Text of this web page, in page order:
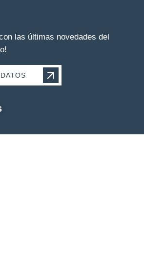
las últimas novedades del